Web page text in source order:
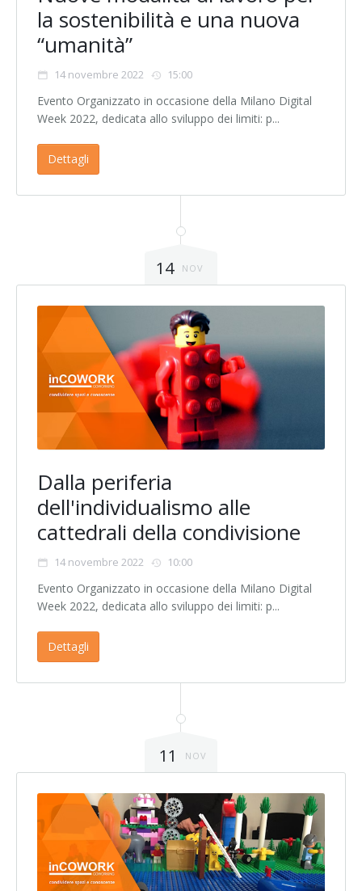
la sostenibilità e una nuova
“umanità”
14 novembre 2022 15:00
Evento Organizzato in occasione della Milano Digital
Week 2022, dedicata allo sviluppo dei limiti: p...
Dettagli
14 NOV
Dalla periferia
dell'individualismo alle
cattedrali della condivisione
14 novembre 2022 10:00
Evento Organizzato in occasione della Milano Digital
Week 2022, dedicata allo sviluppo dei limiti: p...
Dettagli
11 NOV